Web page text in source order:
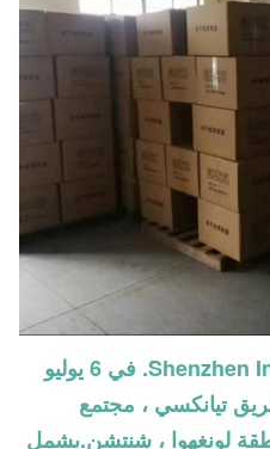
تأسست Shenzhen Industrial Co.، Ltd. في 6 يوليو
في رقم 202 ، طريق تيانكسي ، مجتمع
لونغهوا ، شنتشن.يشمل